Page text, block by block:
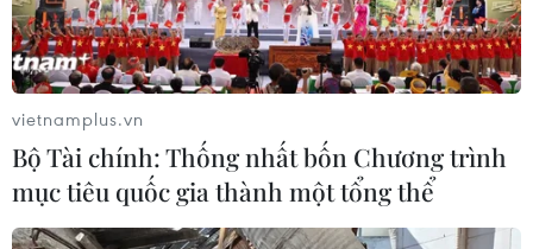
vietnamplus.vn
Bộ Tài chính: Thống nhất bốn Chương trình
mục tiêu quốc gia thành một tổng thể